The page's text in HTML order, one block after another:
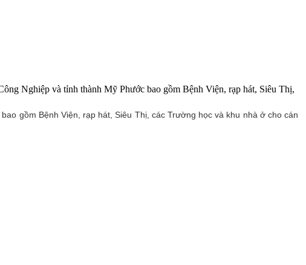
Nghiệp và tỉnh thành Mỹ Phước bao gồm Bệnh Viện, rạp hát, Siêu Thị,
gồm Bệnh Viện, rạp hát, Siêu Thị, các Trường học và khu nhà ở cho cán